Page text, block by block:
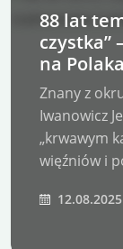
88 lat
czystka” – stalinowskie
na
Znany z
Iwanowicz
„krwawym
więźniów i
12.08.2025